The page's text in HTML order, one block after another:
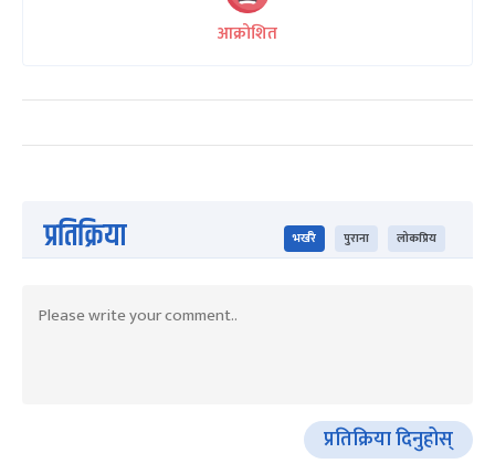
आक्रोशित
प्रतिक्रिया भर्खरै पुराना लोकप्रिय
प्रतिक्रिया दिनुहोस्